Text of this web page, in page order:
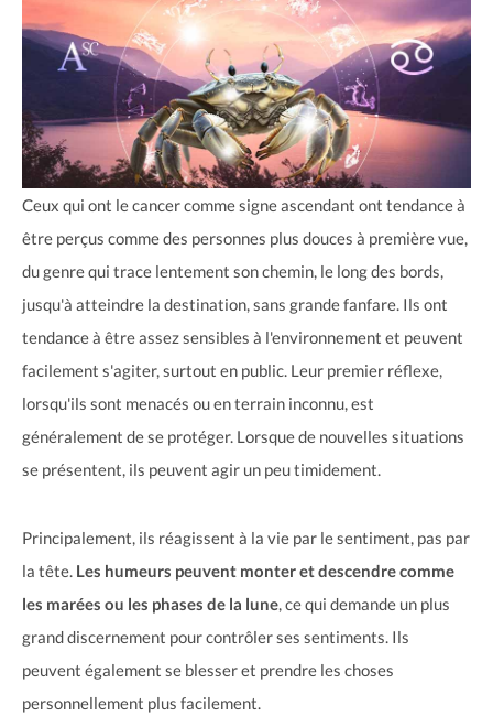
Ceux qui ont le cancer comme signe ascendant ont tendance à
être perçus comme des personnes plus douces à première vue,
du genre qui trace lentement son chemin, le long des bords,
jusqu'à atteindre la destination, sans grande fanfare. Ils ont
tendance à être assez sensibles à l'environnement et peuvent
facilement s'agiter, surtout en public. Leur premier réflexe,
lorsqu'ils sont menacés ou en terrain inconnu, est
généralement de se protéger. Lorsque de nouvelles situations
se présentent, ils peuvent agir un peu timidement.
Principalement, ils réagissent à la vie par le sentiment, pas par
la tête. Les humeurs peuvent monter et descendre comme
les marées ou les phases de la lune, ce qui demande un plus
grand discernement pour contrôler ses sentiments. Ils
peuvent également se blesser et prendre les choses
personnellement plus facilement.